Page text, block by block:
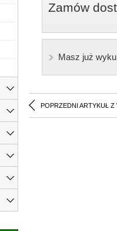
Zamów
Masz już
POPRZEDNI ARTYKUŁ Z